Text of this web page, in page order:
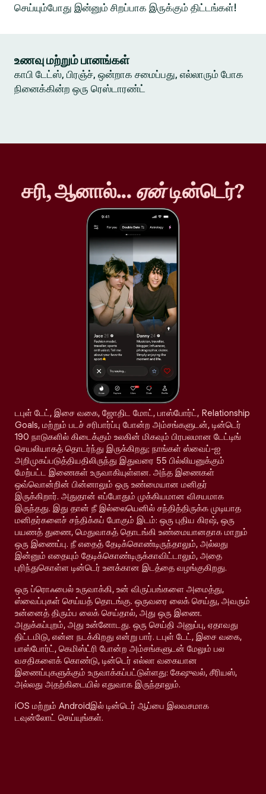
செய்யும்போது இன்னும் சிறப்பாக இருக்கும் திட்டங்கள்!
உணவு மற்றும் பானங்கள்
காபி டேட்ஸ், பிரஞ்ச், ஒன்றாக சமைப்பது, எல்லாரும் போக
நினைக்கின்ற ஒரு ரெஸ்டாரண்ட்
சரி, ஆனால்... ஏன்டின்டெர்?
டபுள் டேட், இசை வகை, ஜோதிட மோட், பாஸ்போர்ட், Relationship
Goals, மற்றும் படச் சரிபார்ப்பு போன்ற அம்சங்களுடன், டின்டெர்
190 நாடுகளில் கிடைக்கும் உலகின் மிகவும் பிரபலமான டேட்டிங்
செயலியாகத் தொடர்ந்து இருக்கிறது; நாங்கள் ஸ்வைப்-ஐ
அறிமுகப்படுத்தியதிலிருந்து இதுவரை 55 பில்லியனுக்கும்
மேற்பட்ட இணைகள் உருவாகியுள்ளன. அந்த இணைகள்
ஒவ்வொன்றின் பின்னாலும் ஒரு உண்மையான மனிதர்
இருக்கிறார். அதுதான் எப்போதும் முக்கியமான விசயமாக
இருந்தது. இது தான் நீ இல்லையெனில் சந்தித்திருக்க முடியாத
மனிதர்களைச் சந்திக்கப் போகும் இடம்: ஒரு புதிய கிரஷ், ஒரு
பயணத் துணை, மெதுவாகத் தொடங்கி உண்மையானதாக மாறும்
ஒரு இணைப்பு. நீ எதைத் தேடிக்கொண்டிருந்தாலும், அல்லது
இன்னும் எதையும் தேடிக்கொண்டிருக்காவிட்டாலும், அதை
புரிந்துகொள்ள டின்டெர் உனக்கான இடத்தை வழங்குகிறது.
ஒரு ப்ரொஃபைல் உருவாக்கி, உன் விருப்பங்களை அமைத்து,
ஸ்வைப்புகள் செய்யத் தொடங்கு. ஒருவரை லைக் செய்து, அவரும்
உன்னைத் திரும்ப லைக் செய்தால், அது ஒரு இணை.
அதுக்கப்புறம், அது உன்னோடது. ஒரு செய்தி அனுப்பு, ஏதாவது
திட்டமிடு, என்ன நடக்கிறது என்று பார். டபுள் டேட், இசை வகை,
பாஸ்போர்ட், கெமிஸ்ட்ரி போன்ற அம்சங்களுடன் மேலும் பல
வசதிகளைக் கொண்டு, டின்டெர் எல்லா வகையான
இணைப்புகளுக்கும் உருவாக்கப்பட்டுள்ளது: கேஷுவல், சீரியஸ்,
அல்லது அதற்கிடையில் எதுவாக இருந்தாலும்.
iOS மற்றும் Androidஇல் டின்டெர் ஆப்பை இலவசமாக
டவுன்லோட் செய்யுங்கள்.